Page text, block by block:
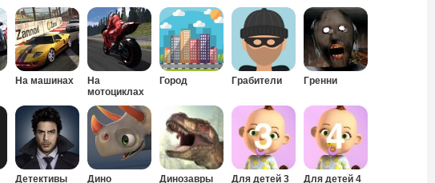
На машинах
На
мотоциклах
Город Грабители Гренни
Детективы Дино Динозавры Для детей 3 Для детей 4